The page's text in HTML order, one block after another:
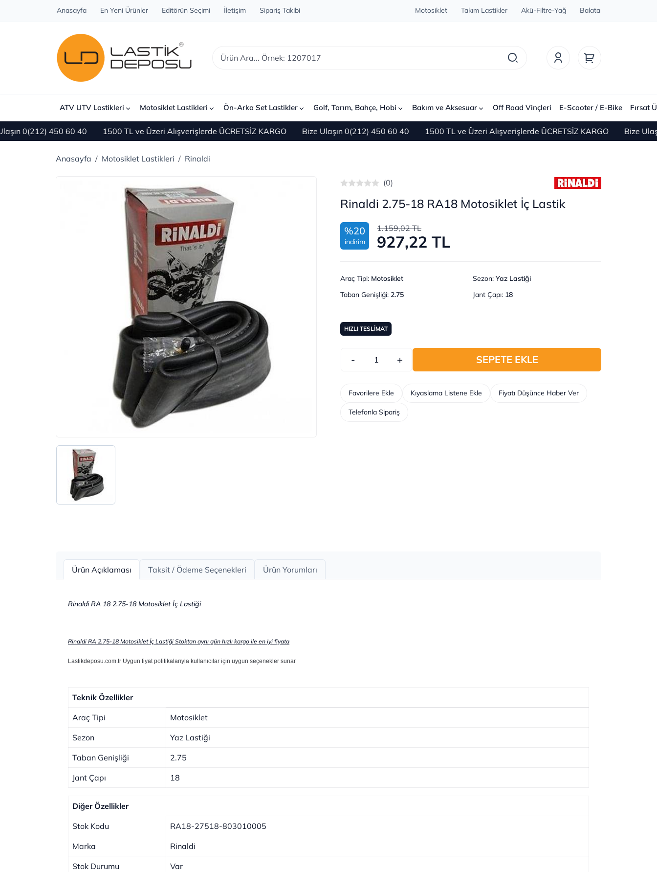
Anasayfa En Yeni Ürünler Editörün Seçimi İletişim Sipariş Takibi Motosiklet Takım Lastikler Akü-Filtre-Yağ Balata
ATV UTV Lastikleri Motosiklet Lastikleri Ön-Arka Set Lastikler Golf, Tarım, Bahçe, Hobi Bakım ve Aksesuar Off Road Vinçleri E-Scooter / E-Bike Fırsat
0(212) 450 60 40 1500 TL ve Üzeri Alışverişlerde ÜCRETSİZ KARGO Bize Ulaşın 0(212) 450 60 40 1500 TL ve Üzeri Alışverişlerde ÜCRETSİZ KARGO Bize Ulaşın
Anasayfa Motosiklet Lastikleri Rinaldi
(0)
Rinaldi 2.75-18 RA18 Motosiklet İç Lastik
%20
indirim
1.159,02 TL
927,22 TL
Araç Tipi: Motosiklet Sezon: Yaz Lastiği
Taban Genişliği: 2.75 Jant Çapı: 18
HIZLI TESLİMAT
- + SEPETE EKLE
Telefonla Sipariş
Kıyaslama Listene Ekle
Favorilere Ekle Fiyatı Düşünce Haber Ver
Ürün Açıklaması Taksit / Ödeme Seçenekleri Ürün Yorumları
Rinaldi RA 18 2.75-18 Motosiklet İç Lastiği
Rinaldi RA 2.75-18 Motosiklet İç Lastiği Stoktan aynı gün hızlı kargo ile en iyi fiyata
Lastikdeposu.com.tr Uygun fiyat politikalarıyla kullanıcılar için uygun seçenekler sunar
Teknik Özellikler
Araç Tipi Motosiklet
Sezon Yaz Lastiği
Taban Genişliği 2.75
Jant Çapı 18
Diğer Özellikler
Stok Kodu RA18-27518-803010005
Marka Rinaldi
Stok Durumu Var